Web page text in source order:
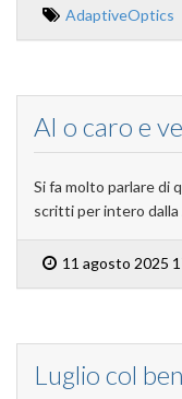
AdaptiveOptics
AI o caro e
Si fa molto parlare di
scritti per intero
11 agosto 2025
Luglio col